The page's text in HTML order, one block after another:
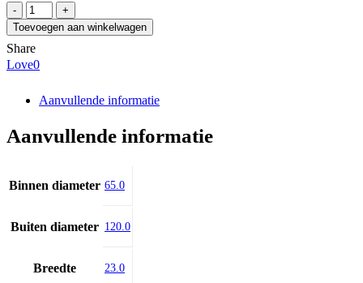
NKE
6213-
2RSR
aantal
Toevoegen aan winkelwagen
Share
Love0
Aanvullende informatie
Aanvullende informatie
Binnen diameter 65.0
Buiten diameter 120.0
Breedte 23.0